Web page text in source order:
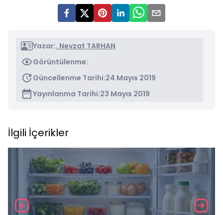
Yazar:. Nevzat TARHAN
Görüntülenme:
Güncellenme Tarihi:24 Mayıs 2019
Yayınlanma Tarihi:23 Mayıs 2019
İlgili İçerikler